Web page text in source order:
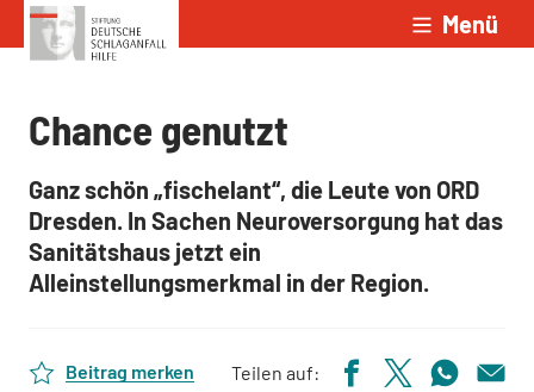
Zum Inhalt springen Menü
Chance genutzt
Ganz schön „fischelant“, die Leute von ORD
Dresden. In Sachen Neuroversorgung hat das
Sanitätshaus jetzt ein
Alleinstellungsmerkmal in der Region.
Beitrag merken Teilen auf: